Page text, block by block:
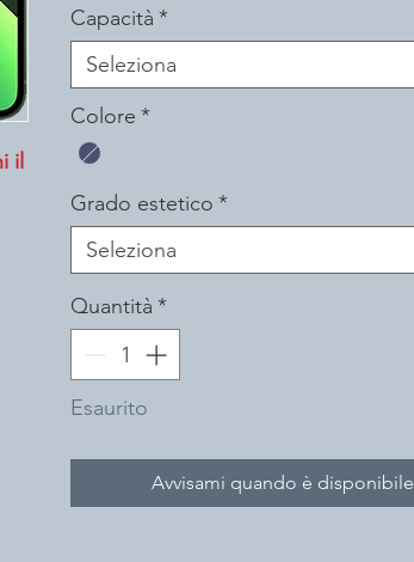
il
Capacità *
Seleziona
Colore *
Grado estetico *
Seleziona
Quantità *
Esaurito
Avvisami quando è disponibile